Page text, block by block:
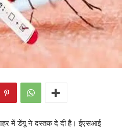
शहर में डेंगू ने दस्तक दे दी है। ईएसआई